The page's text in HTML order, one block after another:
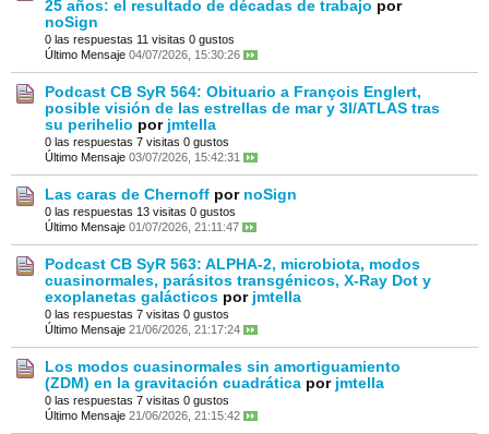
25 años: el resultado de décadas de trabajo por
noSign
0 las respuestas 11 visitas 0 gustos
Último Mensaje 04/07/2026, 15:30:26
Podcast CB SyR 564: Obituario a François Englert,
posible visión de las estrellas de mar y 3I/ATLAS tras
su perihelio por jmtella
0 las respuestas 7 visitas 0 gustos
Último Mensaje 03/07/2026, 15:42:31
Las caras de Chernoff por noSign
0 las respuestas 13 visitas 0 gustos
Último Mensaje 01/07/2026, 21:11:47
Podcast CB SyR 563: ALPHA-2, microbiota, modos
cuasinormales, parásitos transgénicos, X-Ray Dot y
exoplanetas galácticos por jmtella
0 las respuestas 7 visitas 0 gustos
Último Mensaje 21/06/2026, 21:17:24
Los modos cuasinormales sin amortiguamiento
(ZDM) en la gravitación cuadrática por jmtella
0 las respuestas 7 visitas 0 gustos
Último Mensaje 21/06/2026, 21:15:42